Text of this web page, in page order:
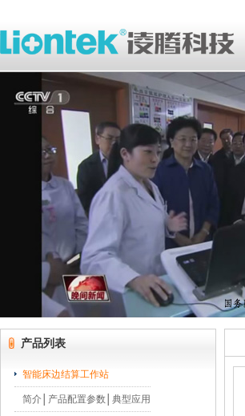
产品列表
智能床边结算工作站
简介 产品配置参数 典型应用